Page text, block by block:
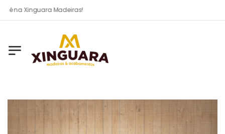
na Xinguara Madeiras!